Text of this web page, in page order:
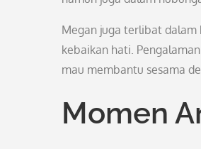
Megan juga terlibat dalam
kebaikan hati.
mau membantu sesama
Momen